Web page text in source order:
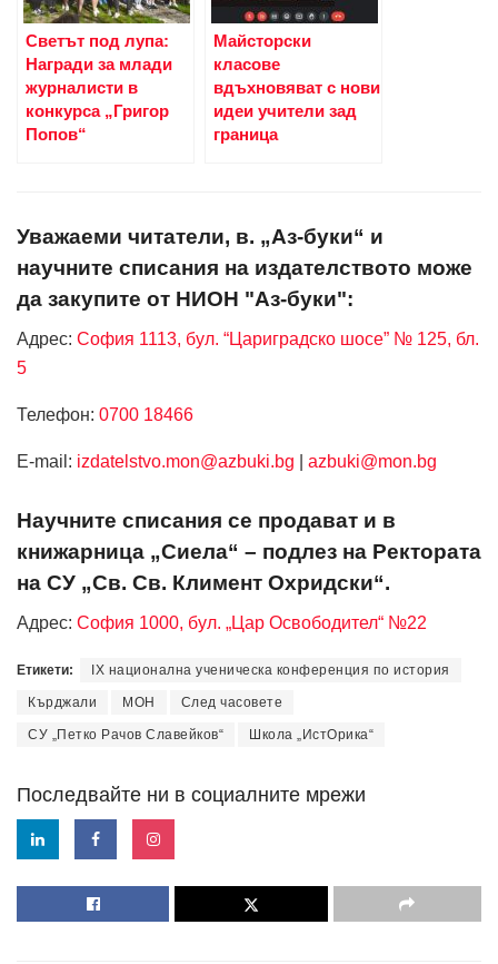
Светът под лупа:
Награди за млади
журналисти в
конкурса „Григор
Попов“
Майсторски
класове
вдъхновяват с нови
идеи учители зад
граница
Уважаеми читатели, в. „Аз-буки“ и
научните списания на издателството може
да закупите от НИОН "Аз-буки":
Адрес: София 1113, бул. “Цариградско шосе” № 125, бл.
5
Телефон: 0700 18466
Е-mail: izdatelstvo.mon@azbuki.bg azbuki@mon.bg
Научните списания се продават и в
книжарница „Сиела“ – подлез на Ректората
на СУ „Св. Св. Климент Охридски“.
Адрес: София 1000, бул. „Цар Освободител“ №22
Етикети: IX национална ученическа конференция по история
Кърджали МОН След часовете
СУ „Петко Рачов Славейков“ Школа „ИстОрика“
Последвайте ни в социалните мрежи